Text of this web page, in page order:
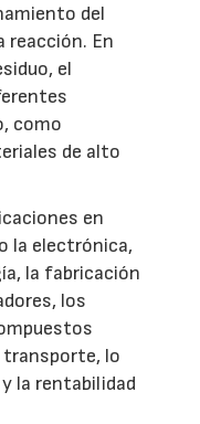
del
reacción. En
el
como
de alto
en
la electrónica,
la fabricación
los
transporte, lo
la rentabilidad